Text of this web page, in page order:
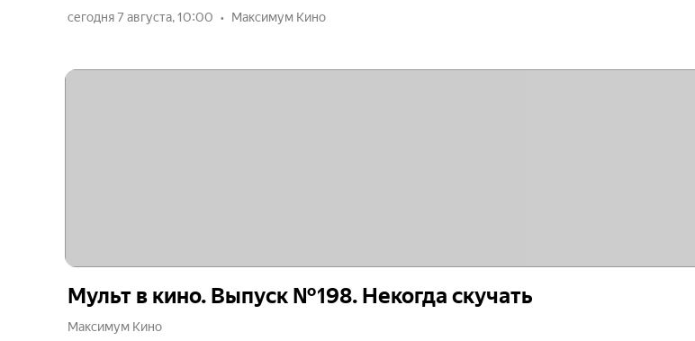
сегодня 7 августа, 10:00 Максимум Кино
Мульт в кино. Выпуск №198. Некогда скучать
Максимум Кино